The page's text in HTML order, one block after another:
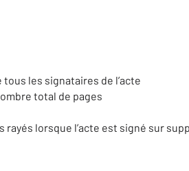
les signataires de l’acte
total de pages
lorsque l’acte est signé sur